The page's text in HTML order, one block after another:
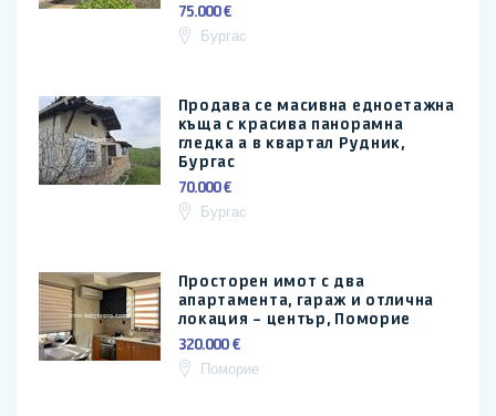
75.000 €
Бургас
Продава се масивна едноетажна
къща с красива панорамна
гледка а в квартал Рудник,
Бургас
70.000 €
Бургас
Просторен имот с два
апартамента, гараж и отлична
локация – център, Поморие
320.000 €
Поморие